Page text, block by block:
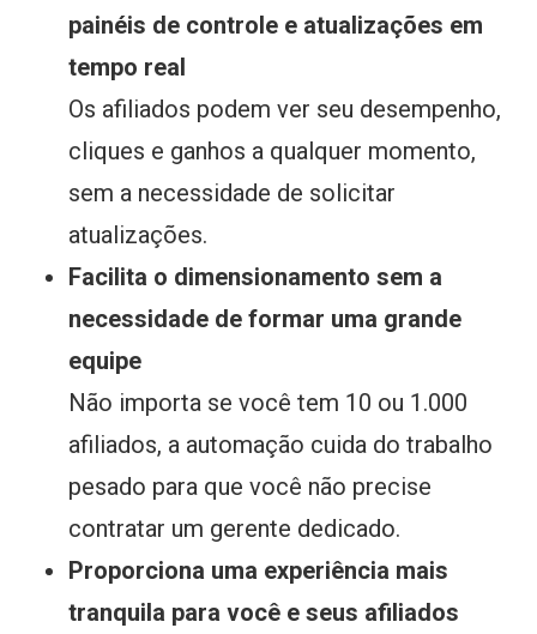
painéis de controle e atualizações em
tempo real
Os afiliados podem ver seu desempenho,
cliques e ganhos a qualquer momento,
sem a necessidade de solicitar
atualizações.
Facilita o dimensionamento sem a
necessidade de formar uma grande
equipe
Não importa se você tem 10 ou 1.000
afiliados, a automação cuida do trabalho
pesado para que você não precise
contratar um gerente dedicado.
Proporciona uma experiência mais
tranquila para você e seus afiliados